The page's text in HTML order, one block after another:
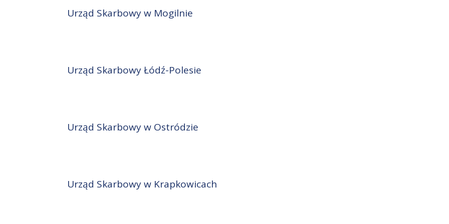
Urząd Skarbowy w Mogilnie
Urząd Skarbowy Łódź-Polesie
Urząd Skarbowy w Ostródzie
Urząd Skarbowy w Krapkowicach